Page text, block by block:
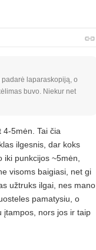
laparaskopiją, o
buvo. Niekur net
4-5mėn. Tai čia
ilgesnis, dar koks
punkcijos ~5mėn,
visoms baigiasi, net gi
užtruks ilgai, nes mano
pamatysiu, o
įtampos, nors jos ir taip